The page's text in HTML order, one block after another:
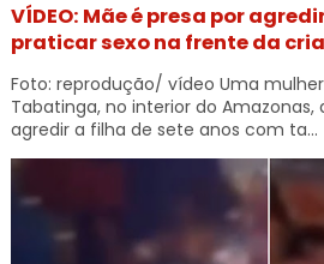
VÍDEO: Mãe é presa por
praticar sexo na frente da
Foto: reprodução/ vídeo Uma
Tabatinga, no interior do Amazonas,
agredir a filha de sete anos com ta...